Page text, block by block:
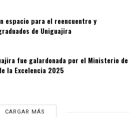
espacio para el reencuentro y
de Uniguajira
fue galardonada por el Ministerio de
la Excelencia 2025
CARGAR MÁS